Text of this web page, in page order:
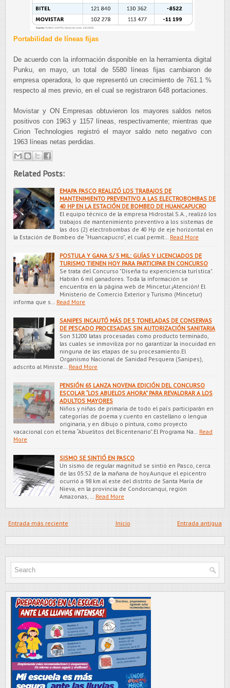
Portabilidad de líneas fijas
De acuerdo con la información disponible en la herramienta digital
Punku, en mayo, un total de 5580 líneas fijas cambiaron de
empresa operadora, lo que representó un crecimiento de 761.1 %
respecto al mes previo, en el cual se registraron 648 portaciones.
Movistar y ON Empresas obtuvieron los mayores saldos netos
positivos con 1963 y 1157 líneas, respectivamente; mientras que
Cirion Technologies registró el mayor saldo neto negativo con
1963 líneas netas perdidas.
Related Posts:
EMAPA PASCO REALIZÓ LOS TRABAJOS DE
MANTENIMIENTO PREVENTIVO A LAS ELECTROBOMBAS DE
40 HP EN LA ESTACIÓN DE BOMBEO DE HUANCAPUCRO
El equipo técnico de la empresa Hidrostal S.A., realizó los
trabajos de mantenimiento preventivo a los sistemas de
las dos (2) electrobombas de 40 Hp de eje horizontal en
la Estación de Bombeo de “Huancapucro”, el cual permit…
Read More
POSTULA Y GANA S/ 5 MIL: GUÍAS Y LICENCIADOS DE
TURISMO TIENEN HOY PARA PARTICIPAR EN CONCURSO
Se trata del Concurso "Diseña tu expericiencia turística".
Habrán 6 mil ganadores. Toda la información se
encuentra en la página web de Mincetur.¡Atención! El
Ministerio de Comercio Exterior y Turismo (Mincetur)
informa que s…
Read More
SANIPES INCAUTÓ MÁS DE 5 TONELADAS DE CONSERVAS
DE PESCADO PROCESADAS SIN AUTORIZACIÓN SANITARIA
Son 31200 latas procesadas como producto terminado,
las cuales se inmoviliza por no garantizar la inocuidad en
ninguna de las etapas de su procesamiento.El
Organismo Nacional de Sanidad Pesquera (Sanipes),
adscrito al Ministe…
Read More
PENSIÓN 65 LANZA NOVENA EDICIÓN DEL CONCURSO
ESCOLAR “LOS ABUELOS AHORA” PARA REVALORAR A LOS
ADULTOS MAYORES
Niños y niñas de primaria de todo el país participarán en
categorías de poema y cuento en castellano o lengua
originaria, y en dibujo o pintura, como proyecto
vacacional con el tema “Abuelitos del Bicentenario”.El Programa Na…
Read
More
SISMO SE SINTIÓ EN PASCO
Un sismo de regular magnitud se sintió en Pasco, cerca
de las 05:52 de la mañana de hoy.Aunque el epicentro
ocurrió a 98 km al este del distrito de Santa María de
Nieva, en la provincia de Condorcanqui, región
Amazonas, …
Read More
Entrada más reciente Entrada antigua
Inicio